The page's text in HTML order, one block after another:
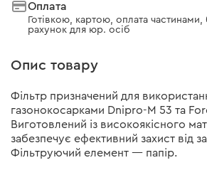
Оплата
Готівкою, картою, оплата частинами,
рахунок для юр. осіб
Опис товару
Фільтр призначений для
газонокосарками Dnipro-M 53 та
Виготовлений із високоякісного
забезпечує ефективний захист від
Фільтруючий елемент — папір.